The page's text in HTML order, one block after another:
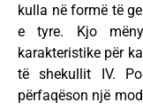
kulla në formë të
e tyre. Kjo
karakteristike për
të shekullit IV.
përfaqëson një